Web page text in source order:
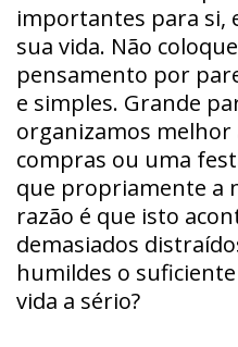
importantes para si,
sua vida. Não
pensamento por
e simples. Grande
organizamos melhor
compras ou uma
que propriamente a
razão é que isto
demasiados
humildes o
vida a sério?